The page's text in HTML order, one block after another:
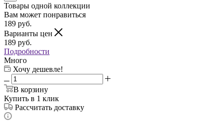
Товары одной коллекции
Вам может понравиться
189 руб.
Варианты цен
189 руб.
Подробности
Много
Хочу дешевле!
В корзину
Купить в 1 клик
Рассчитать доставку